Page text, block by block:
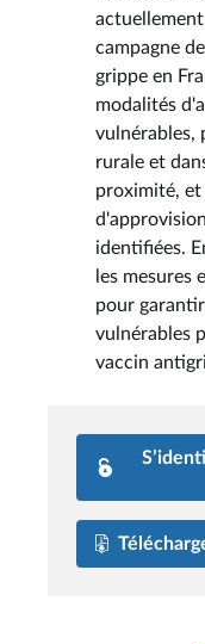
campagne
grippe en
modalités
vulnérables,
rurale et
proximité, et
identifiées.
les mesures
pour
vulnérables
vaccin